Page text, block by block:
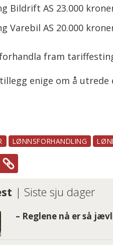
Bildrift AS 23.000
Varebil AS 20.000
fram
enige om å
LØNNSFORHANDLING
| Siste sju dager
– Reglene nå er så